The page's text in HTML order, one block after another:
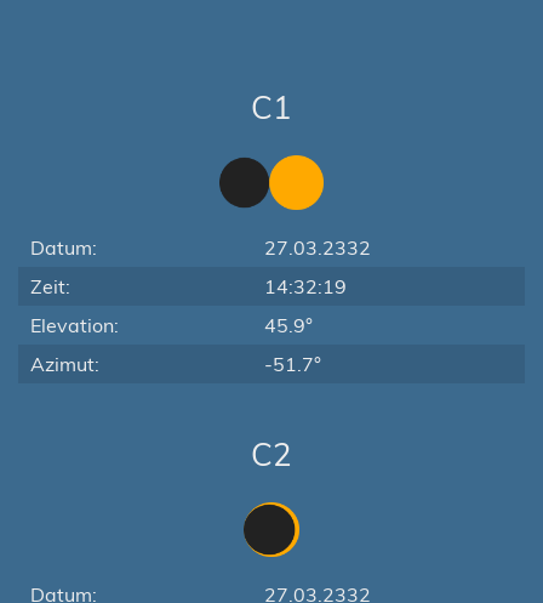
C1
Datum:
27.03.2332
Zeit:
14:32:19
Elevation:
45.9°
Azimut:
-51.7°
C2
Datum: 27.03.2332